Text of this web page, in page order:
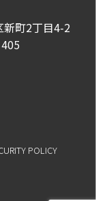
新町2丁目4-2
POLICY